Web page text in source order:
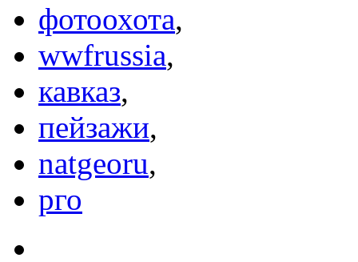
фотоохота,
wwfrussia,
кавказ,
пейзажи,
natgeoru,
рго